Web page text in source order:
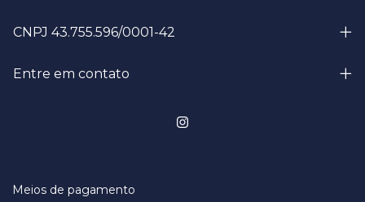
CNPJ 43.755.596/0001-42
Entre em contato
Meios de pagamento